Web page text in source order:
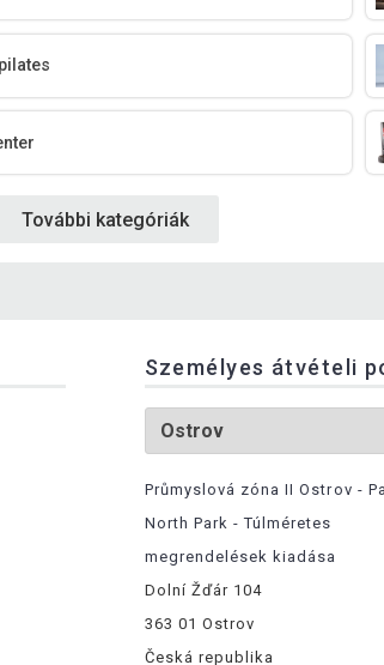
További kategóriák
Személyes átvételi
Průmyslová zóna II Ostrov -
North Park - Túlméretes
megrendelések kiadása
Dolní Žďár 104
363 01 Ostrov
Česká republika